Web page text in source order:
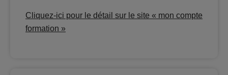
Cliquez-ici pour le détail sur le site « mon compte
formation »